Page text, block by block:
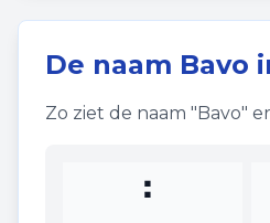
De naam Bavo
Zo ziet de naam "Bavo"
⠃